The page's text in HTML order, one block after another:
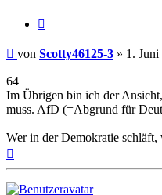
Beitrag
von Scotty46125-3 » 1.
64
Im Übrigen bin ich der
muss. AfD (=Abgrund für
Wer in der Demokratie